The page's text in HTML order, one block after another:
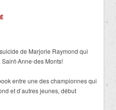
de Marjorie Raymond qui
Anne-des Monts!
entre une des championnes qui
et d’autres jeunes, début